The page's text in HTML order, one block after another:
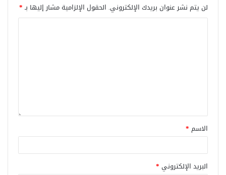
لن يتم نشر عنوان بريدك الإلكتروني. الحقول الإلزامية مشار إليها بـ*
الاسم *
البريد الإلكتروني *